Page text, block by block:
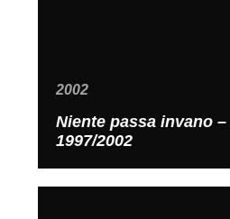
2002
Niente passa invano
1997/2002